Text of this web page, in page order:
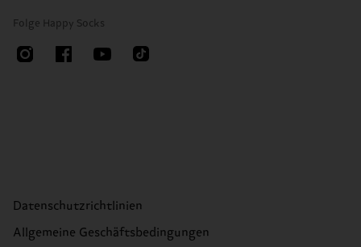
Folge Happy Socks
Datenschutzrichtlinien
Allgemeine Geschäftsbedingungen